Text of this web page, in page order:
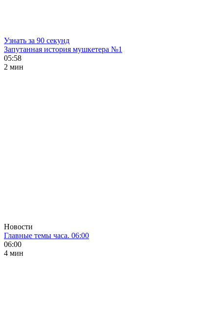
Узнать за 90 секунд
Запутанная история мушкетера №1
05:58
2 мин
Новости
Главные темы часа. 06:00
06:00
4 мин